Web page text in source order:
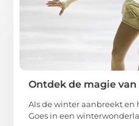
Ontdek de magie van
Als de winter aanbreekt en
Goes in een